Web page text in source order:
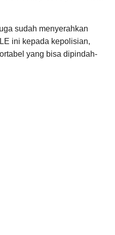
sudah menyerahkan
ini kepada kepolisian,
yang bisa dipindah-